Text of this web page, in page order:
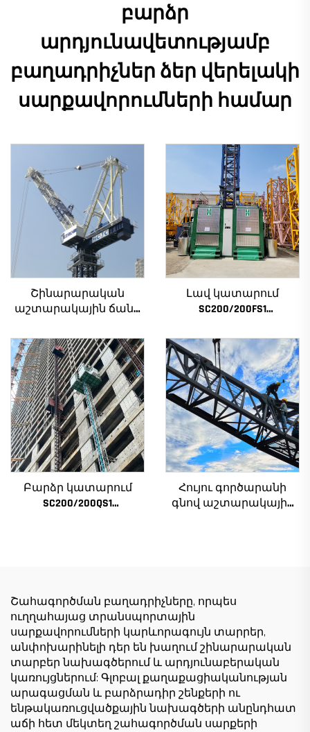
բարձր
արդյունավետությամբ
բաղադրիչներ ձեր վերելակի
սարքավորումների համար
Շինարարական
աշտարակային ճանկ
բեռնամբարի
հզորությամբ, նոր
ատամնանիվի արկղ,
ատամնանիվի շարժիչ,
աստիճանավոր
ստորին մաս
Լավ կատարում
SC200/200FS1
տանիք շենքի
ճակատի և վերելակի
սանդղակի համար
Ալժիրի համար
Բարձր կատարում
SC200/200QS1
համար ցածր գնով
Հույու գործարանի
գնով աշտարակային
համար
Շահագործման բաղադրիչները, որպես
ուղղահայաց տրանսպորտային
սարքավորումների կարևորագույն տարրեր,
անփոխարինելի դեր են խաղում շինարարական
տարբեր նախագծերում և արդյունաբերական
կառույցներում: Գլոբալ քաղաքացիականության
արագացման և բարձրադիր շենքերի ու
ենթակառուցվածքային նախագծերի անընդհատ
աճի հետ մեկտեղ շահագործման սարքերի